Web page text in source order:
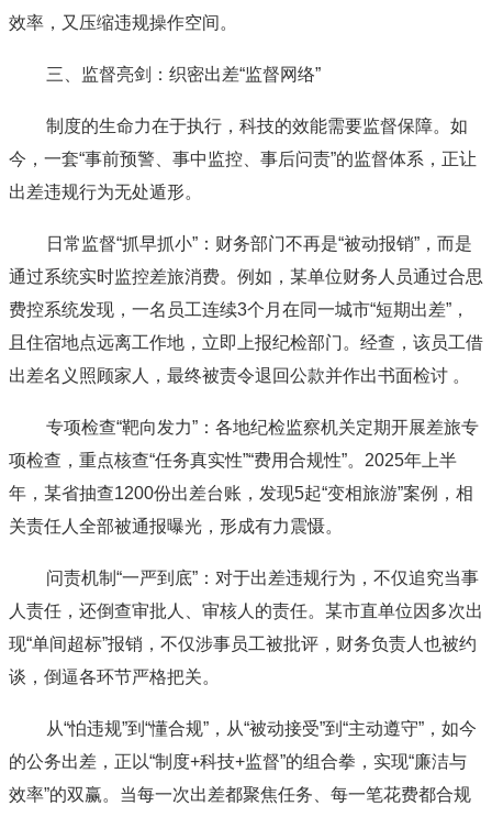
效率，又压缩违规操作空间。
三、监督亮剑：织密出差“监督网络”
制度的生命力在于执行，科技的效能需要监督保障。如
今，一套“事前预警、事中监控、事后问责”的监督体系，正让
出差违规行为无处遁形。
日常监督“抓早抓小”：财务部门不再是“被动报销”，而是
通过系统实时监控差旅消费。例如，某单位财务人员通过合思
费控系统发现，一名员工连续3个月在同一城市“短期出差”，
且住宿地点远离工作地，立即上报纪检部门。经查，该员工借
出差名义照顾家人，最终被责令退回公款并作出书面检讨 。
专项检查“靶向发力”：各地纪检监察机关定期开展差旅专
项检查，重点核查“任务真实性”“费用合规性”。2025年上半
年，某省抽查1200份出差台账，发现5起“变相旅游”案例，相
关责任人全部被通报曝光，形成有力震慑。
问责机制“一严到底”：对于出差违规行为，不仅追究当事
人责任，还倒查审批人、审核人的责任。某市直单位因多次出
现“单间超标”报销，不仅涉事员工被批评，财务负责人也被约
谈，倒逼各环节严格把关。
从“怕违规”到“懂合规”，从“被动接受”到“主动遵守”，如今
的公务出差，正以“制度+科技+监督”的组合拳，实现“廉洁与
效率”的双赢。当每一次出差都聚焦任务、每一笔花费都合规